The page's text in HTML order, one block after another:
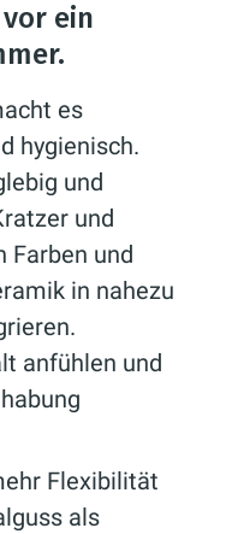
ein
es
hygienisch.
und
und
Farben und
in nahezu
anfühlen und
Flexibilität
als